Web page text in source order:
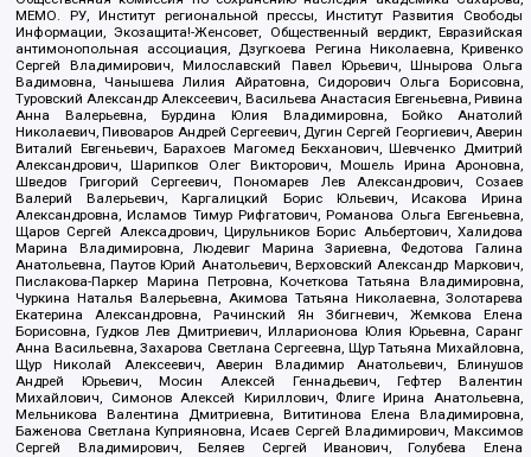
МЕМО. РУ, Институт региональной прессы, Институт Развития Свободы
Информации, Экозащита!-Женсовет, Общественный вердикт, Евразийская
антимонопольная ассоциация, Дзугкоева Регина Николаевна, Кривенко
Сергей Владимирович, Милославский Павел Юрьевич, Шнырова Ольга
Вадимовна, Чанышева Лилия Айратовна, Сидорович Ольга Борисовна,
Туровский Александр Алексеевич, Васильева Анастасия Евгеньевна, Ривина
Анна Валерьевна, Бурдина Юлия Владимировна, Бойко Анатолий
Николаевич, Пивоваров Андрей Сергеевич, Дугин Сергей Георгиевич, Аверин
Виталий Евгеньевич, Барахоев Магомед Бекханович, Шевченко Дмитрий
Александрович, Шарипков Олег Викторович, Мошель Ирина Ароновна,
Шведов Григорий Сергеевич, Пономарев Лев Александрович, Созаев
Валерий Валерьевич, Каргалицкий Борис Юльевич, Исакова Ирина
Александровна, Исламов Тимур Рифгатович, Романова Ольга Евгеньевна,
Щаров Сергей Алексадрович, Цирульников Борис Альбертович, Халидова
Марина Владимировна, Людевиг Марина Зариевна, Федотова Галина
Анатольевна, Паутов Юрий Анатольевич, Верховский Александр Маркович,
Пислакова-Паркер Марина Петровна, Кочеткова Татьяна Владимировна,
Чуркина Наталья Валерьевна, Акимова Татьяна Николаевна, Золотарева
Екатерина Александровна, Рачинский Ян Збигневич, Жемкова Елена
Борисовна, Гудков Лев Дмитриевич, Илларионова Юлия Юрьевна, Саранг
Анна Васильевна, Захарова Светлана Сергеевна, Щур Татьяна Михайловна,
Щур Николай Алексеевич, Аверин Владимир Анатольевич, Блинушов
Андрей Юрьевич, Мосин Алексей Геннадьевич, Гефтер Валентин
Михайлович, Симонов Алексей Кириллович, Флиге Ирина Анатольевна,
Мельникова Валентина Дмитриевна, Вититинова Елена Владимировна,
Баженова Светлана Куприяновна, Исаев Сергей Владимирович, Максимов
Сергей Владимирович, Беляев Сергей Иванович, Голубева Елена